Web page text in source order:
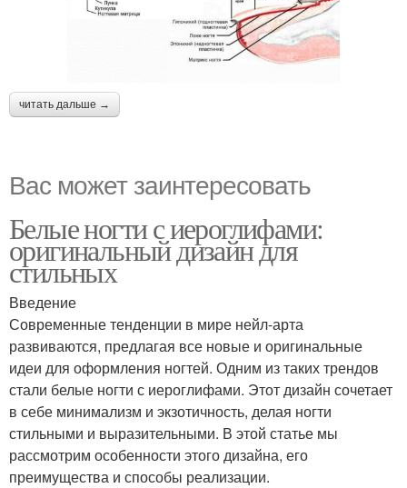
читать дальше →
Вас может заинтересовать
Белые ногти с иероглифами:
оригинальный дизайн для
стильных
Введение
Современные тенденции в мире нейл-арта
развиваются, предлагая все новые и оригинальные
идеи для оформления ногтей. Одним из таких трендов
стали белые ногти с иероглифами. Этот дизайн сочетает
в себе минимализм и экзотичность, делая ногти
стильными и выразительными. В этой статье мы
рассмотрим особенности этого дизайна, его
преимущества и способы реализации.